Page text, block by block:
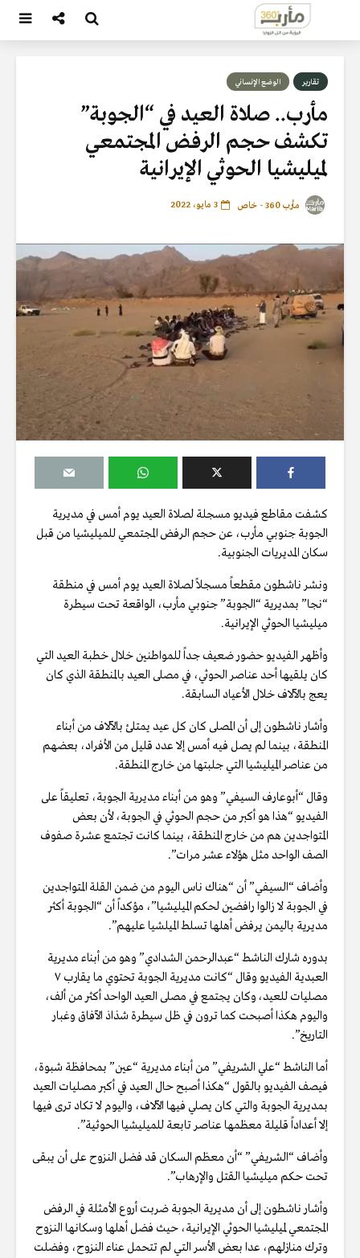
تقارير الوضع الإنساني
مأرب.. صلاة العيد في “الجوبة”
تكشف حجم الرفض المجتمعي
لميليشيا الحوثي الإيرانية
مأرب 360 - خاص 3 مايو، 2022
كشفت مقاطع فيديو مسجلة لصلاة العيد يوم أمس في مديرية
الجوبة جنوبي مأرب، عن حجم الرفض المجتمعي للميليشيا من قبل
سكان المديريات الجنوبية.
ونشر ناشطون مقطعاً مسجلاً لصلاة العيد يوم أمس في منطقة
“نجا” بمديرية “الجوبة” جنوبي مأرب، الواقعة تحت سيطرة
ميليشيا الحوثي الإيرانية.
وأظهر الفيديو حضور ضعيف جداً للمواطنين خلال خطبة العيد التي
كان يلقيها أحد عناصر الحوثي، في مصلى العيد بالمنطقة الذي كان
يعج بالآلاف خلال الأعياد السابقة.
وأشار ناشطون إلى أن المصلى كان كل عيد يمتلئ بالآلاف من أبناء
المنطقة، بينما لم يصل فيه أمس إلا عدد قليل من الأفراد، بعضهم
من عناصر الميليشيا التي جلبتها من خارج المنطقة.
وقال “أبوعارف السيفي” وهو من أبناء مديرية الجوبة، تعليقاً على
الفيديو “هذا هو أكبر من حجم الحوثي في الجوبة، لأن بعض
المتواجدين هم من خارج المنطقة، بينما كانت تجتمع عشرة صفوف
الصف الواحد مثل هؤلاء عشر مرات”.
وأضاف “السيفي” أن “هناك ناس اليوم من ضمن القلة المتواجدين
في الجوبة لا زالوا رافضين لحكم الميليشيا”، مؤكداً أن “الجوبة أكثر
مديرية باليمن يرفض أهلها تسلط الميلشيا عليهم”.
بدوره شارك الناشط “عبدالرحمن الشدادي” وهو من أبناء مديرية
العبدية الفيديو وقال “كانت مديرية الجوبة تحتوي ما يقارب ٧
مصليات للعيد، وكان يجتمع في مصلى العيد الواحد أكثر من ألف،
واليوم هكذا أصبحت كما ترون في ظل سيطرة شذاذ الآفاق وغبار
التاريخ”.
أما الناشط “علي الشريفي” من أبناء مديرية “عين” بمحافظة شبوة،
فيصف الفيديو بالقول “هكذا أصبح حال العيد في أكبر مصليات العيد
بمديرية الجوبة والتي كان يصلي فيها الآلاف، واليوم لا تكاد ترى فيها
إلا أعداداً قليلة معظمها عناصر تابعة للميليشيا الحوثية”.
وأضاف “الشريفي” “أن معظم السكان قد فضل النزوح على أن يبقى
تحت حكم ميليشيا القتل والإرهاب”.
وأشار ناشطون إلى أن مديرية الجوبة ضربت أروع الأمثلة في الرفض
المجتمعي لميليشيا الحوثي الإيرانية، حيث فضل أهلها وسكانها النزوح
وترك منازلهم، عدا بعض الأسر التي لم تتحمل عناء النزوح، وفضلت